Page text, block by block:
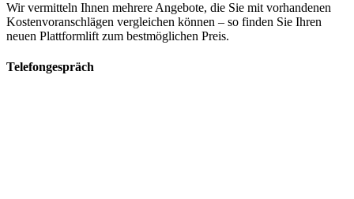
Wir vermitteln Ihnen mehrere Angebote, die Sie mit vorhandenen
Kostenvoranschlägen vergleichen können – so finden Sie Ihren
neuen Plattformlift zum bestmöglichen Preis.
Telefongespräch